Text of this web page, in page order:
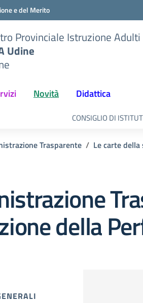
e del Merito
Provinciale Istruzione Adulti
Udine
Novità Didattica
CONSIGLIO DI
Trasparente Le carte della
della